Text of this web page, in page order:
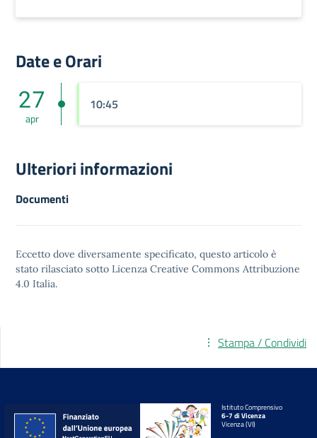
Date e Orari
27
apr
10:45
Ulteriori informazioni
Documenti
Eccetto dove diversamente specificato, questo articolo è
stato rilasciato sotto Licenza Creative Commons Attribuzione
4.0 Italia.
Stampa / Condividi
Istituto Comprensivo
6-7 di Vicenza
Vicenza (VI)